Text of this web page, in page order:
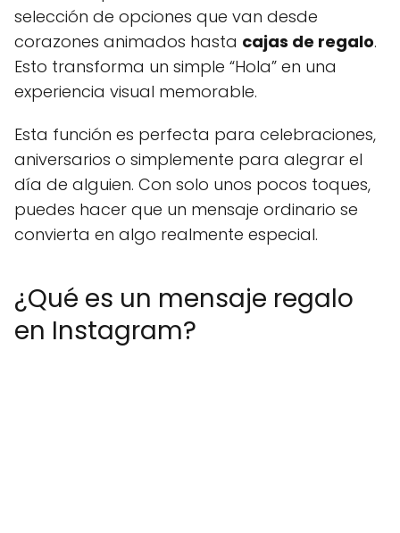
selección de opciones que van desde
corazones animados hasta cajas de regalo.
Esto transforma un simple “Hola” en una
experiencia visual memorable.
Esta función es perfecta para celebraciones,
aniversarios o simplemente para alegrar el
día de alguien. Con solo unos pocos toques,
puedes hacer que un mensaje ordinario se
convierta en algo realmente especial.
¿Qué es un mensaje regalo
en Instagram?